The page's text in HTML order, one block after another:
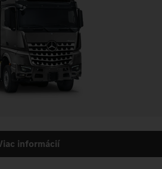
informácií